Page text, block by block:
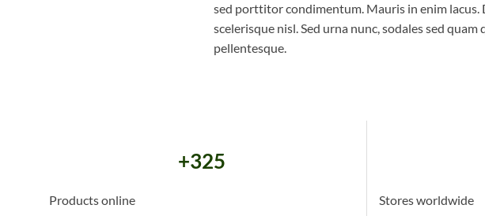
sed porttitor condimentum. Mauris in enim lacus.
scelerisque nisl. Sed urna nunc, sodales sed
pellentesque.
+325
Products online Stores worldwide